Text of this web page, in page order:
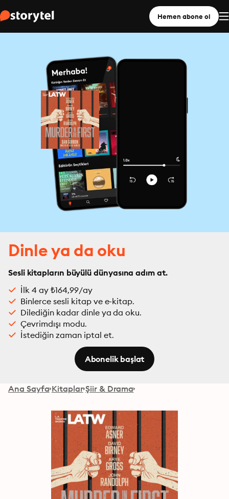
Hemen abone ol
Dinle ya da oku
Sesli kitapların büyülü dünyasına adım at.
İlk 4 ay ₺164,99/ay
Binlerce sesli kitap ve e-kitap.
Dilediğin kadar dinle ya da oku.
Çevrimdışı modu.
İstediğin zaman iptal et.
Abonelik başlat
Ana Sayfa Kitaplar Şiir & Drama